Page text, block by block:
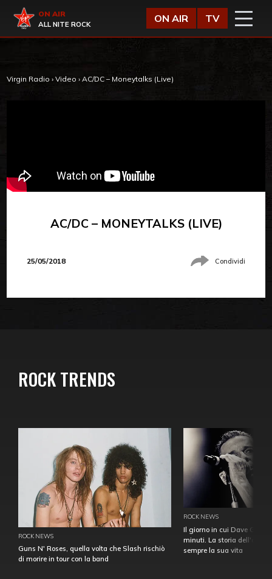
Virgin Radio
ON AIR
ALL NITE ROCK
ON AIR TV
Virgin Radio › Video › AC/DC – Moneytalks (Live)
AC/DC – MONEYTALKS (LIVE)
25/05/2018 Condividi
ROCK TRENDS
ROCK NEWS
Guns N' Roses, quella volta che Slash rischiò
di morire in tour con la band
ROCK NEWS
Il giorno in cui Dave
minuti. La storia
sempre la sua vita